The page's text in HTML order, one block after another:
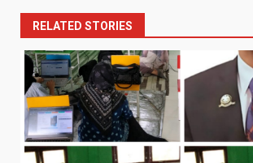
RELATED STORIES